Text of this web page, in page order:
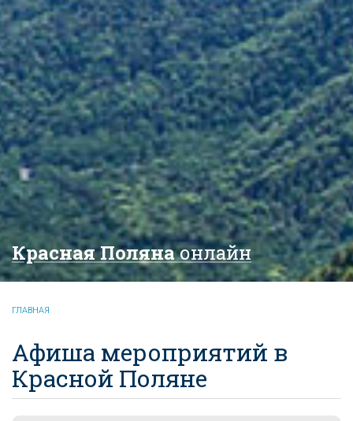
Красная Полянаонлайн
ГЛАВНАЯ
Афиша мероприятий в
Красной Поляне